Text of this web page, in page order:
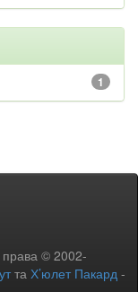
1
права © 2002-
та Х’юлет Пакард -